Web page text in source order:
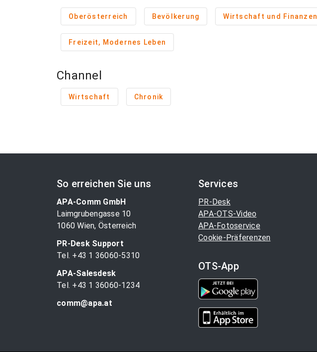
Oberösterreich Bevölkerung Wirtschaft und Finanzen
Freizeit, Modernes Leben
Channel
Wirtschaft Chronik
So erreichen Sie uns
APA-Comm GmbH
Laimgrubengasse 10
1060 Wien, Österreich
PR-Desk Support
Tel. +43 1 36060-5310
APA-Salesdesk
Tel. +43 1 36060-1234
comm@apa.at
Services
PR-Desk
APA-OTS-Video
APA-Fotoservice
Cookie-Präferenzen
OTS-App